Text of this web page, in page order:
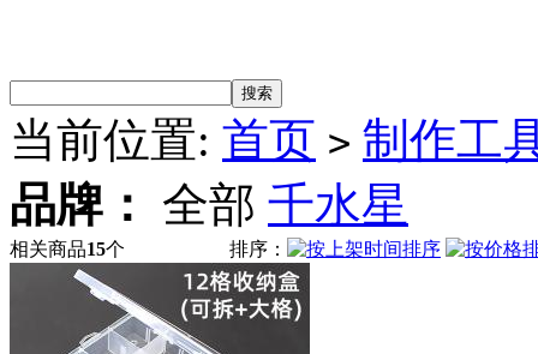
当前位置: 首页 > 制作工
品牌：
全部 千水星
相关商品15个 排序：